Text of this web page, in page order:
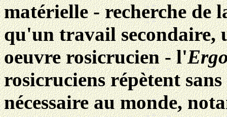
matérielle - recherche de
qu'un travail secondaire,
oeuvre rosicrucien - l'
rosicruciens répètent
nécessaire au monde,